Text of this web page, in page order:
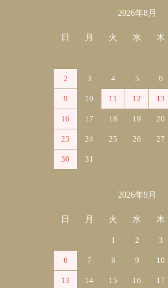
2026年8月
日 月 火 水 木
2 3 4 5 6
9 10 11 12 13
16 17 18 19 20
23 24 25 26 27
30 31
2026年9月
日 月 火 水 木
1 2 3
6 7 8 9 10
13 14 15 16 17